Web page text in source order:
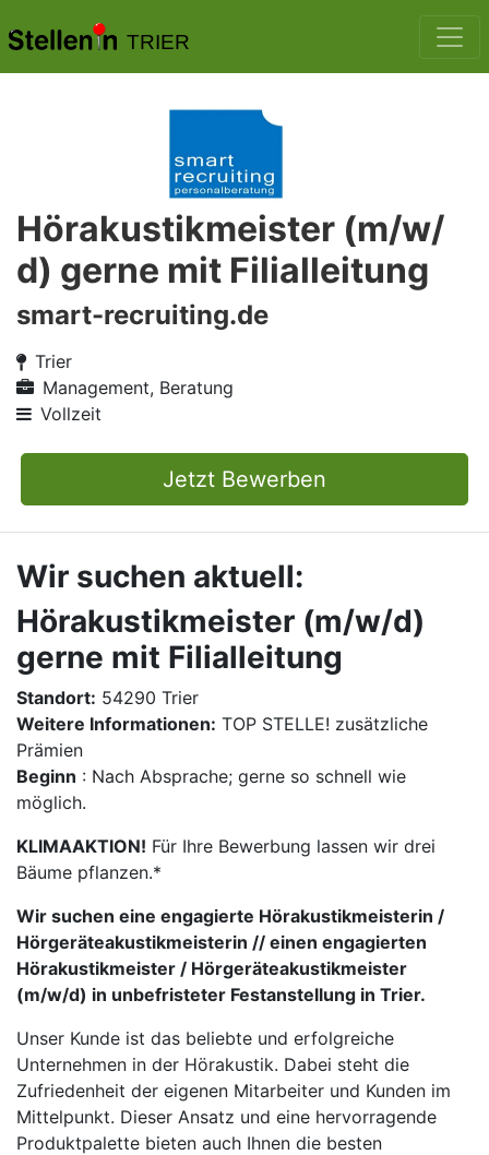
TRIER
Hörakustikmeister (m/w/
d) gerne mit Filialleitung
smart-recruiting.de
Trier
Management, Beratung
Vollzeit
Jetzt Bewerben
Wir suchen aktuell:
Hörakustikmeister (m/w/d)
gerne mit Filialleitung
Standort: 54290 Trier
Weitere Informationen: TOP STELLE! zusätzliche
Prämien
Beginn : Nach Absprache; gerne so schnell wie
möglich.
KLIMAAKTION! Für Ihre Bewerbung lassen wir drei
Bäume pflanzen.*
Wir suchen eine engagierte Hörakustikmeisterin /
Hörgeräteakustikmeisterin // einen engagierten
Hörakustikmeister / Hörgeräteakustikmeister
(m/w/d) in unbefristeter Festanstellung in Trier.
Unser Kunde ist das beliebte und erfolgreiche
Unternehmen in der Hörakustik. Dabei steht die
Zufriedenheit der eigenen Mitarbeiter und Kunden im
Mittelpunkt. Dieser Ansatz und eine hervorragende
Produktpalette bieten auch Ihnen die besten